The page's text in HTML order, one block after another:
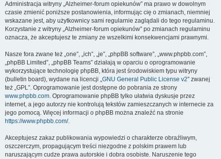
Administracja witryny „Alzheimer-forum opiekunów” ma prawo w dowolnym
czasie zmienić poniższe postanowienia, informując cię o zmianach, niemniej
wskazane jest, aby użytkownicy sami regularnie zaglądali do tego regulaminu.
Korzystanie z witryny „Alzheimer-forum opiekunów” po zmianach regulaminu
oznacza, że akceptujesz te zmiany ze wszelkimi konsekwencjami prawnymi.
Nasze fora zwane też „one”, „ich”, „je”, „phpBB software”, „www.phpbb.com”,
„phpBB Limited”, „phpBB Teams” działają w oparciu o oprogramowanie
wykorzystujące technologię phpBB, która jest środowiskiem typu witryny
(bulletin board), wydane na licencji „GNU General Public License v2” zwanej
też „GPL”. Oprogramowanie jest dostępne do pobrania ze strony
www.phpbb.com. Oprogramowanie phpBB tylko ułatwia dyskusje przez
internet, a jego autorzy nie kontrolują tekstów zamieszczanych w internecie za
jego pomocą. Więcej informacji o phpBB można znaleźć na stronie
https://www.phpbb.com/.
Akceptujesz zakaz publikowania wypowiedzi o charakterze obraźliwym,
oszczerczym, propagującym treści niezgodne z polskim prawem lub
naruszającym cudze prawa autorskie i dobra osobiste. Naruszenie tego